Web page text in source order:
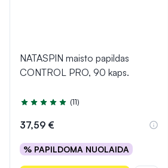
NATASPIN maisto papildas
CONTROL PRO, 90 kaps.
Įvertinimas 5.0 iš 5
(11)
37,59 €
% PAPILDOMA NUOLAIDA